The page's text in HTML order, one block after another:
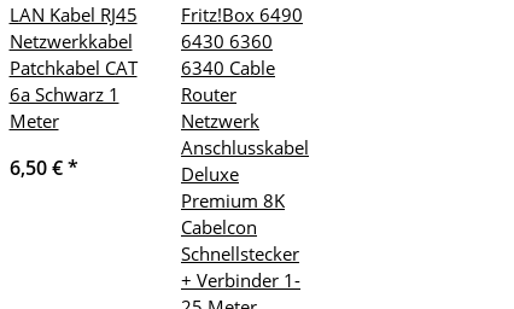
LAN Kabel RJ45
Netzwerkkabel
Patchkabel CAT
6a Schwarz 1
Meter
6,50 €*
Fritz!Box 6490
6430 6360
6340 Cable
Router
Netzwerk
Anschlusskabel
Deluxe
Premium 8K
Cabelcon
Schnellstecker
+ Verbinder 1-